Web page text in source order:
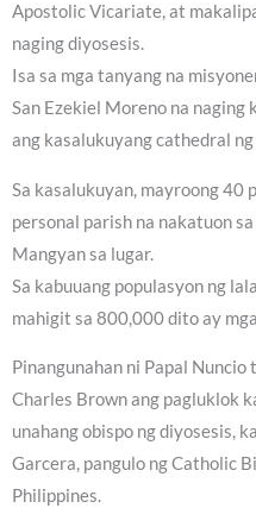
Apostolic Vicariate, at
naging diyosesis.
Isa sa mga tanyang na
San Ezekiel Moreno na naging
ang kasalukuyang cathedral
Sa kasalukuyan, mayroong 40
personal parish na nakatuon
Mangyan sa lugar.
Sa kabuuang populasyon ng
mahigit sa 800,000 dito ay
Pinangunahan ni Papal
Charles Brown ang pagluklok
unahang obispo ng diyosesis,
Garcera, pangulo ng Catholic
Philippines.